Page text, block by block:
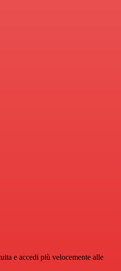
e accedi più velocemente alle